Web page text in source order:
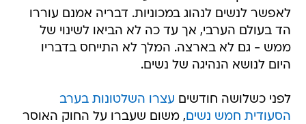
לאפשר לנשים לנהוג במכוניות. דבריה אמנם עוררו
הד בעולם הערבי, אך עד כה לא הביאו לשינוי של
ממש - גם לא בארצה. המלך לא התייחס בדבריו
היום לנושא הנהיגה של נשים.
לפני כשלושה חודשים עצרו השלטונות בערב
הסעודית חמש נשים, משום שעברו על החוק האוסר